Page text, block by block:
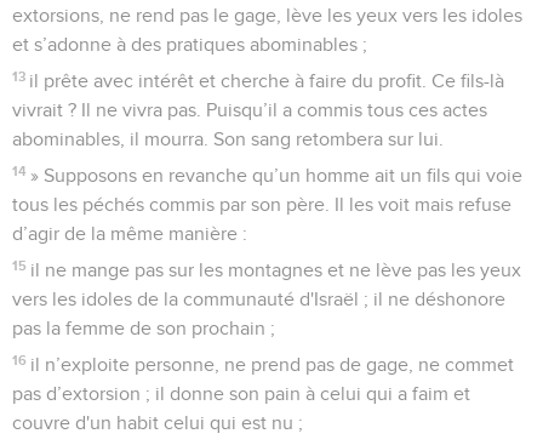
extorsions, ne rend pas le gage, lève les yeux vers les idoles
et s’adonne à des pratiques abominables ;
13 il prête avec intérêt et cherche à faire du profit. Ce fils-là
vivrait ? Il ne vivra pas. Puisqu’il a commis tous ces actes
abominables, il mourra. Son sang retombera sur lui.
14 » Supposons en revanche qu’un homme ait un fils qui voie
tous les péchés commis par son père. Il les voit mais refuse
d’agir de la même manière :
15 il ne mange pas sur les montagnes et ne lève pas les yeux
vers les idoles de la communauté d'Israël ; il ne déshonore
pas la femme de son prochain ;
16 il n’exploite personne, ne prend pas de gage, ne commet
pas d’extorsion ; il donne son pain à celui qui a faim et
couvre d'un habit celui qui est nu ;